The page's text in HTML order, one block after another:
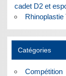
cadet D2 et
Rhinoplastie
Catégories
Compétition